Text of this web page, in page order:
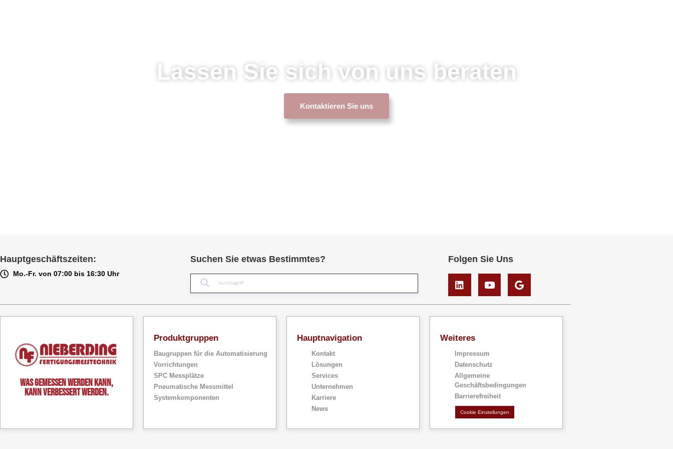
Lassen Sie sich von uns beraten
Kontaktieren Sie uns
Hauptgeschäftszeiten:
Mo.-Fr. von 07:00 bis 16:30 Uhr
Suchen Sie etwas Bestimmtes? Folgen Sie Uns
Was gemessen werden kann,
kann verbessert werden.
Produktgruppen
Baugruppen für die Automatisierung
Vorrichtungen
SPC Messplätze
Pneumatische Messmittel
Systemkomponenten
Hauptnavigation
Kontakt
Lösungen
Services
Unternehmen
Karriere
News
Weiteres
Impressum
Datenschutz
Allgemeine
Geschäftsbedingungen
Barrierefreiheit
Cookie Einstellungen